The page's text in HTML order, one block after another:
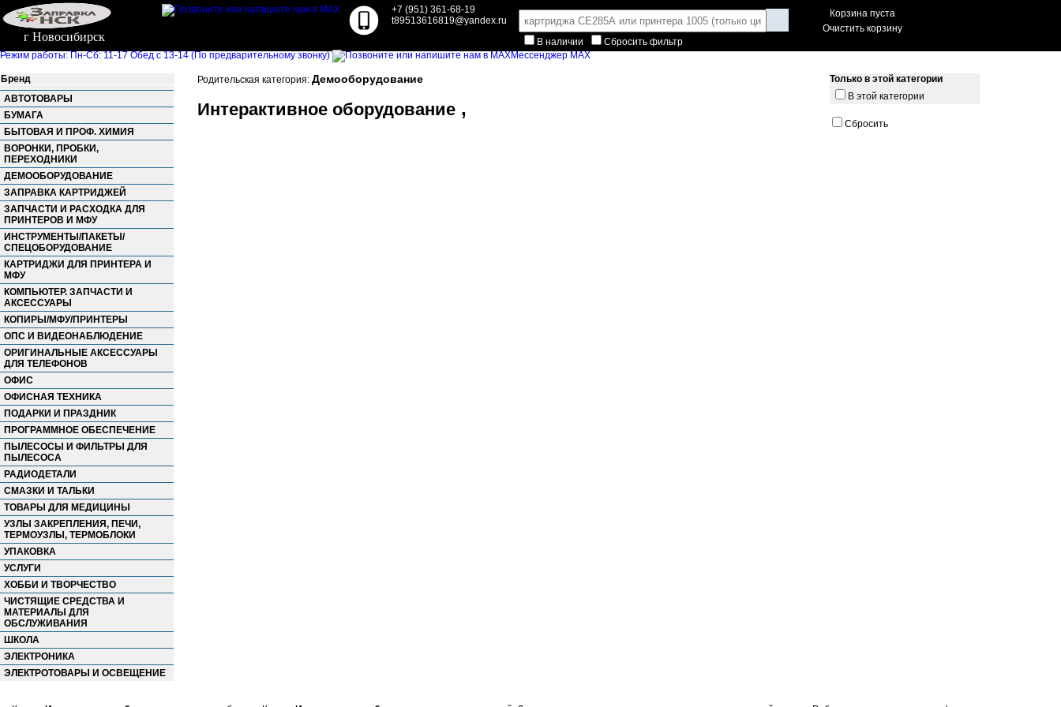
г Новосибирск
+7 (951) 361-68-19
t89513616819@yandex.ru
В наличии
Сбросить фильтр
Корзина пуста
Очистить корзину
Режим работы: Пн-Сб: 11-17 Обед с 13-14 (По предварительному звонку) Мессенджер MAX
Бренд
АВТОТОВАРЫ
БУМАГА
БЫТОВАЯ И ПРОФ. ХИМИЯ
ВОРОНКИ, ПРОБКИ,
ПЕРЕХОДНИКИ
ДЕМООБОРУДОВАНИЕ
ЗАПРАВКА КАРТРИДЖЕЙ
ЗАПЧАСТИ И РАСХОДКА ДЛЯ
ПРИНТЕРОВ И МФУ
ИНСТРУМЕНТЫ/ПАКЕТЫ/
СПЕЦОБОРУДОВАНИЕ
КАРТРИДЖИ ДЛЯ ПРИНТЕРА И
МФУ
КОМПЬЮТЕР. ЗАПЧАСТИ И
АКСЕССУАРЫ
КОПИРЫ/МФУ/ПРИНТЕРЫ
ОПС И ВИДЕОНАБЛЮДЕНИЕ
ОРИГИНАЛЬНЫЕ АКСЕССУАРЫ
ДЛЯ ТЕЛЕФОНОВ
ОФИС
ОФИСНАЯ ТЕХНИКА
ПОДАРКИ И ПРАЗДНИК
ПРОГРАММНОЕ ОБЕСПЕЧЕНИЕ
ПЫЛЕСОСЫ И ФИЛЬТРЫ ДЛЯ
ПЫЛЕСОСА
РАДИОДЕТАЛИ
СМАЗКИ И ТАЛЬКИ
ТОВАРЫ ДЛЯ МЕДИЦИНЫ
УЗЛЫ ЗАКРЕПЛЕНИЯ, ПЕЧИ,
ТЕРМОУЗЛЫ, ТЕРМОБЛОКИ
УПАКОВКА
УСЛУГИ
ХОББИ И ТВОРЧЕСТВО
ЧИСТЯЩИЕ СРЕДСТВА И
МАТЕРИАЛЫ ДЛЯ
ОБСЛУЖИВАНИЯ
ШКОЛА
ЭЛЕКТРОНИКА
ЭЛЕКТРОТОВАРЫ И ОСВЕЩЕНИЕ
Родительская категория: Демооборудование
Интерактивное оборудование ,
Только в этой категории
В этой категории
Сбросить